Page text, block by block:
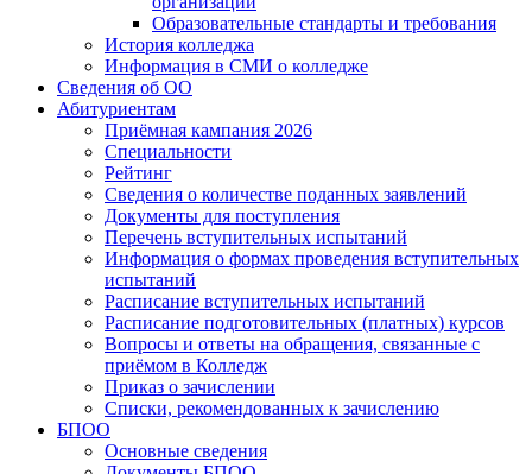
Образовательные стандарты и требования
История колледжа
Информация в СМИ о колледже
Сведения об ОО
Абитуриентам
Приёмная кампания 2026
Специальности
Рейтинг
Сведения о количестве поданных заявлений
Документы для поступления
Перечень вступительных испытаний
Информация о формах проведения вступительных
испытаний
Расписание вступительных испытаний
Расписание подготовительных (платных) курсов
Вопросы и ответы на обращения, связанные с
приёмом в Колледж
Приказ о зачислении
Списки, рекомендованных к зачислению
БПОО
Основные сведения